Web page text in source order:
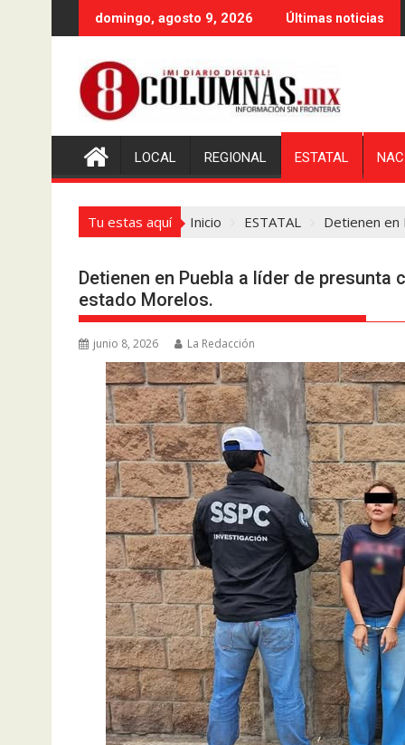
al
domingo, agosto 9, 2026 Últimas noticias
LOCAL REGIONAL ESTATAL
Tu estas aquí Inicio ESTATAL Detienen en
Detienen en Puebla a líder de
estado Morelos.
junio 8, 2026 La Redacción